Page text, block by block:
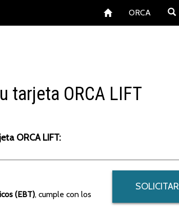
ORCA
tarjeta ORCA LIFT
ORCA LIFT:
(EBT), cumple con los
SOLICITAR